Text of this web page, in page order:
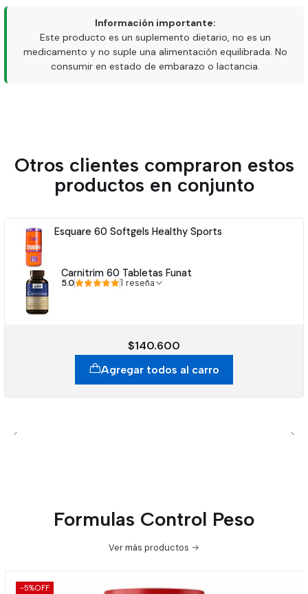
Información importante:
Este producto es un suplemento dietario, no es un
medicamento y no suple una alimentación equilibrada. No
consumir en estado de embarazo o lactancia.
Otros clientes compraron estos
productos en conjunto
Esquare 60 Softgels Healthy Sports
Carnitrim 60 Tabletas Funat
5.0 1 reseña
$140.600
Agregar todos al carro
Formulas Control Peso
Ver más productos
-5%OFF